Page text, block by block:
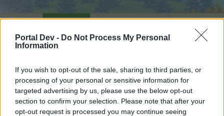
Portal Dev - Do Not Process My Personal
Information
If you wish to opt-out of the sale, sharing to third parties, or
processing of your personal or sensitive information for
targeted advertising by us, please use the below opt-out
section to confirm your selection. Please note that after your
opt-out request is processed you may continue seeing
Membrii cărora le-a plăcut mesajul #10
Dragă cititor al forumului nostru,
Acasă
Postări recente
Calendar